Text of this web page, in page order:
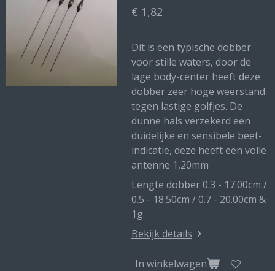
€ 1,82
Dit is een typische dobber
voor stille waters, door de
lage body-center heeft deze
dobber zeer hoge weerstand
tegen lastige golfjes. De
dunne hals verzekerd een
duidelijke en sensibele beet-
indicatie, deze heeft een volle
antenne 1,20mm
Lengte dobber 0.3 - 17.00cm /
0.5 - 18.50cm / 0.7 - 20.00cm &
1g
Bekijk details
In winkelwagen